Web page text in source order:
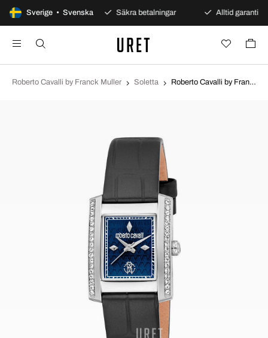
Sverige • Svenska
100 dagars öppet köp Säkra betalningar Alltid garanti
Roberto Cavalli by Franck Muller Soletta Roberto Cavalli by Franck Muller Soletta Blå/Läder RC5L120L0015